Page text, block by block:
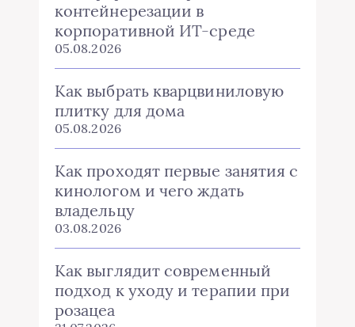
контейнерезации в
корпоративной ИТ-среде
05.08.2026
Как выбрать кварцвиниловую
плитку для дома
05.08.2026
Как проходят первые занятия с
кинологом и чего ждать
владельцу
03.08.2026
Как выглядит современный
подход к уходу и терапии при
розацеа